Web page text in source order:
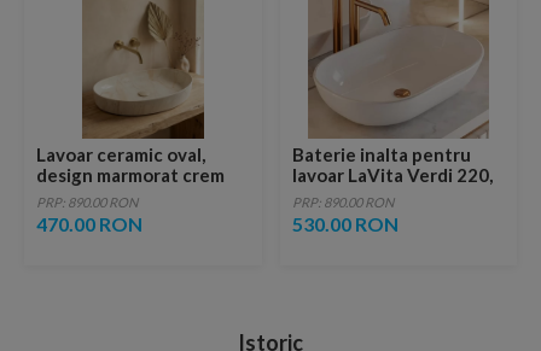
Lavoar ceramic oval,
design marmorat crem
lucios cu vene aurii,
ventil inclus
PRP: 890.00 RON
470.00 RON
Baterie inalta pentru
lavoar LaVita Verdi 220,
fara ventil, brushed
copper
PRP: 890.00 RON
530.00 RON
Istoric